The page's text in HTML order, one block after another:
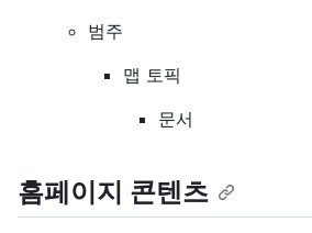
범주
맵 토픽
문서
홈페이지 콘텐츠